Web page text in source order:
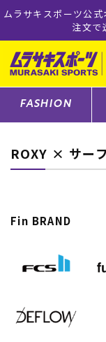
ムラサキスポーツ公
注文で
ゲスト様
ログイ
ファッショ
FASHION
ROXY × サー
Fin BRAND